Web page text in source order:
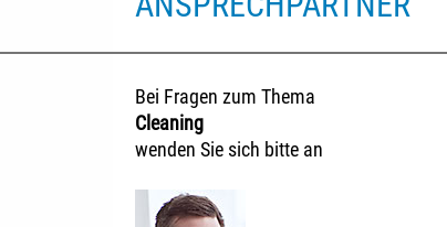
Bei Fragen zum Thema
Cleaning
wenden Sie sich bitte an